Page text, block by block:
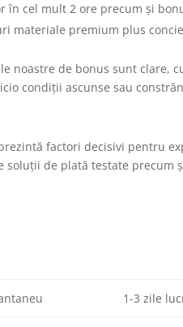
în cel mult 2 ore precum și
materiale premium plus
noastre de bonus sunt clare,
condiții ascunse sau
factori decisivi pentru
de plată testate precum
1-3 zile